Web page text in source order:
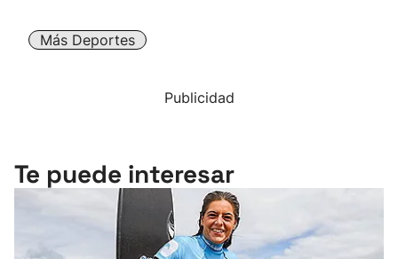
Más Deportes
Publicidad
Te puede interesar